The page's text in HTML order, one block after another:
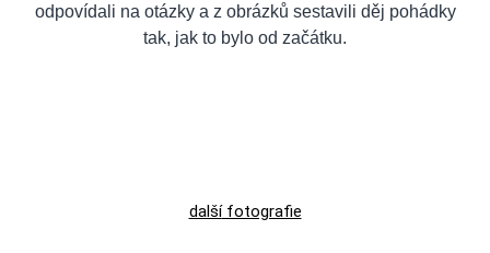
odpovídali na otázky a z obrázků sestavili děj pohádky
tak, jak to bylo od začátku.
dalšífotografie